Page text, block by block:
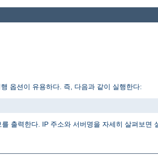
행 옵션이 유용하다. 즉, 다음과 같이 실행한다:
출력한다. IP 주소와 서버명을 자세히 살펴보